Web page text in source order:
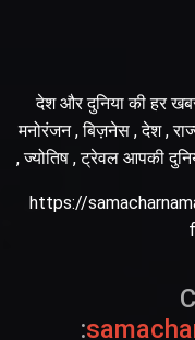
देश और दुनिया की हर
मनोरंजन , बिज़नेस , देश ,
, ज्योतिष , ट्रेवल आपकी
https://
: